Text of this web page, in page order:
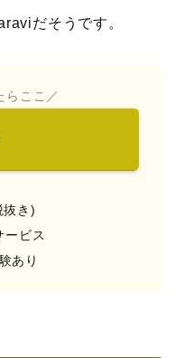
だそうです。
らここ／
き)
ービス
あり